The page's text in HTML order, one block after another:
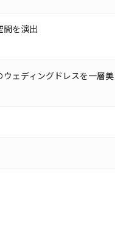
間を演出
ェディングドレスを一層